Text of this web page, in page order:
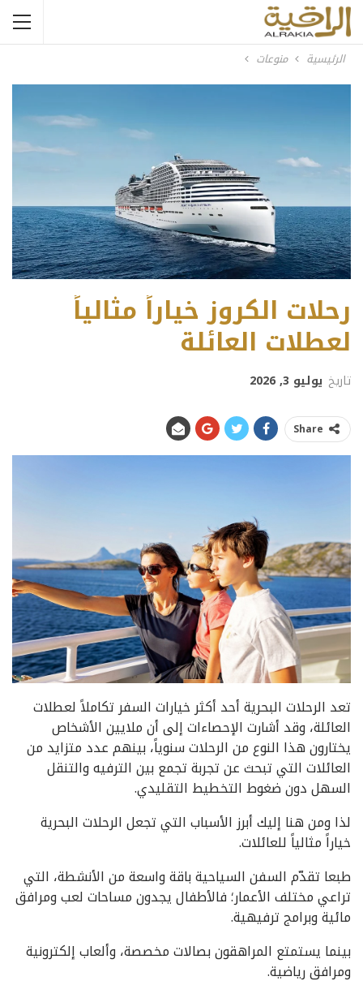
الرئيسية منوعات
رحلات الكروز خياراً مثالياً
لعطلات العائلة
تاريخ يوليو 3, 2026
Share
تعد الرحلات البحرية أحد أكثر خيارات السفر تكاملاً لعطلات
العائلة، وقد أشارت الإحصاءات إلى أن ملايين الأشخاص
يختارون هذا النوع من الرحلات سنوياً، بينهم عدد متزايد من
العائلات التي تبحث عن تجربة تجمع بين الترفيه والتنقل
السهل دون ضغوط التخطيط التقليدي.
لذا ومن هنا إليك أبرز الأسباب التي تجعل الرحلات البحرية
خياراً مثالياً للعائلات.
طبعا تقدّم السفن السياحية باقة واسعة من الأنشطة، التي
تراعي مختلف الأعمار؛ فالأطفال يجدون مساحات لعب ومرافق
مائية وبرامج ترفيهية.
بينما يستمتع المراهقون بصالات مخصصة، وألعاب إلكترونية
ومرافق رياضية.